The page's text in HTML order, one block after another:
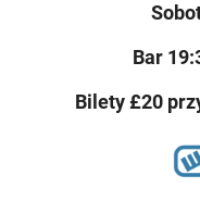
Bar
Bilety £20